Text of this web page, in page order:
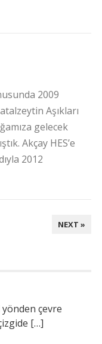
2009
Aşıkları
gelecek
Akçay HES’e
2012
NEXT »
çevre
[…]